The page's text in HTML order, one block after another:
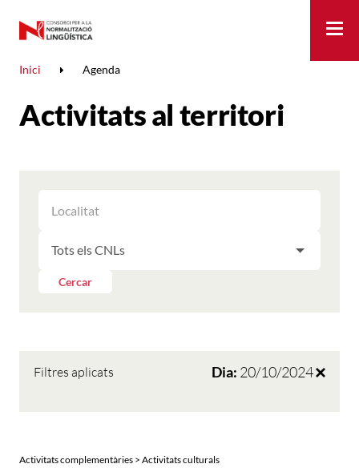
Inici Agenda
Activitats al territori
ELS
RESULTATS
LES
PER
LES
Cercar
Filtres aplicats Dia: 20/10/2024
Activitats complementàries > Activitats culturals